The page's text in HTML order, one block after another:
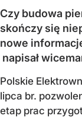
Czy budowa
skończy się
nowe
napisał
Polskie
lipca br.
etap prac